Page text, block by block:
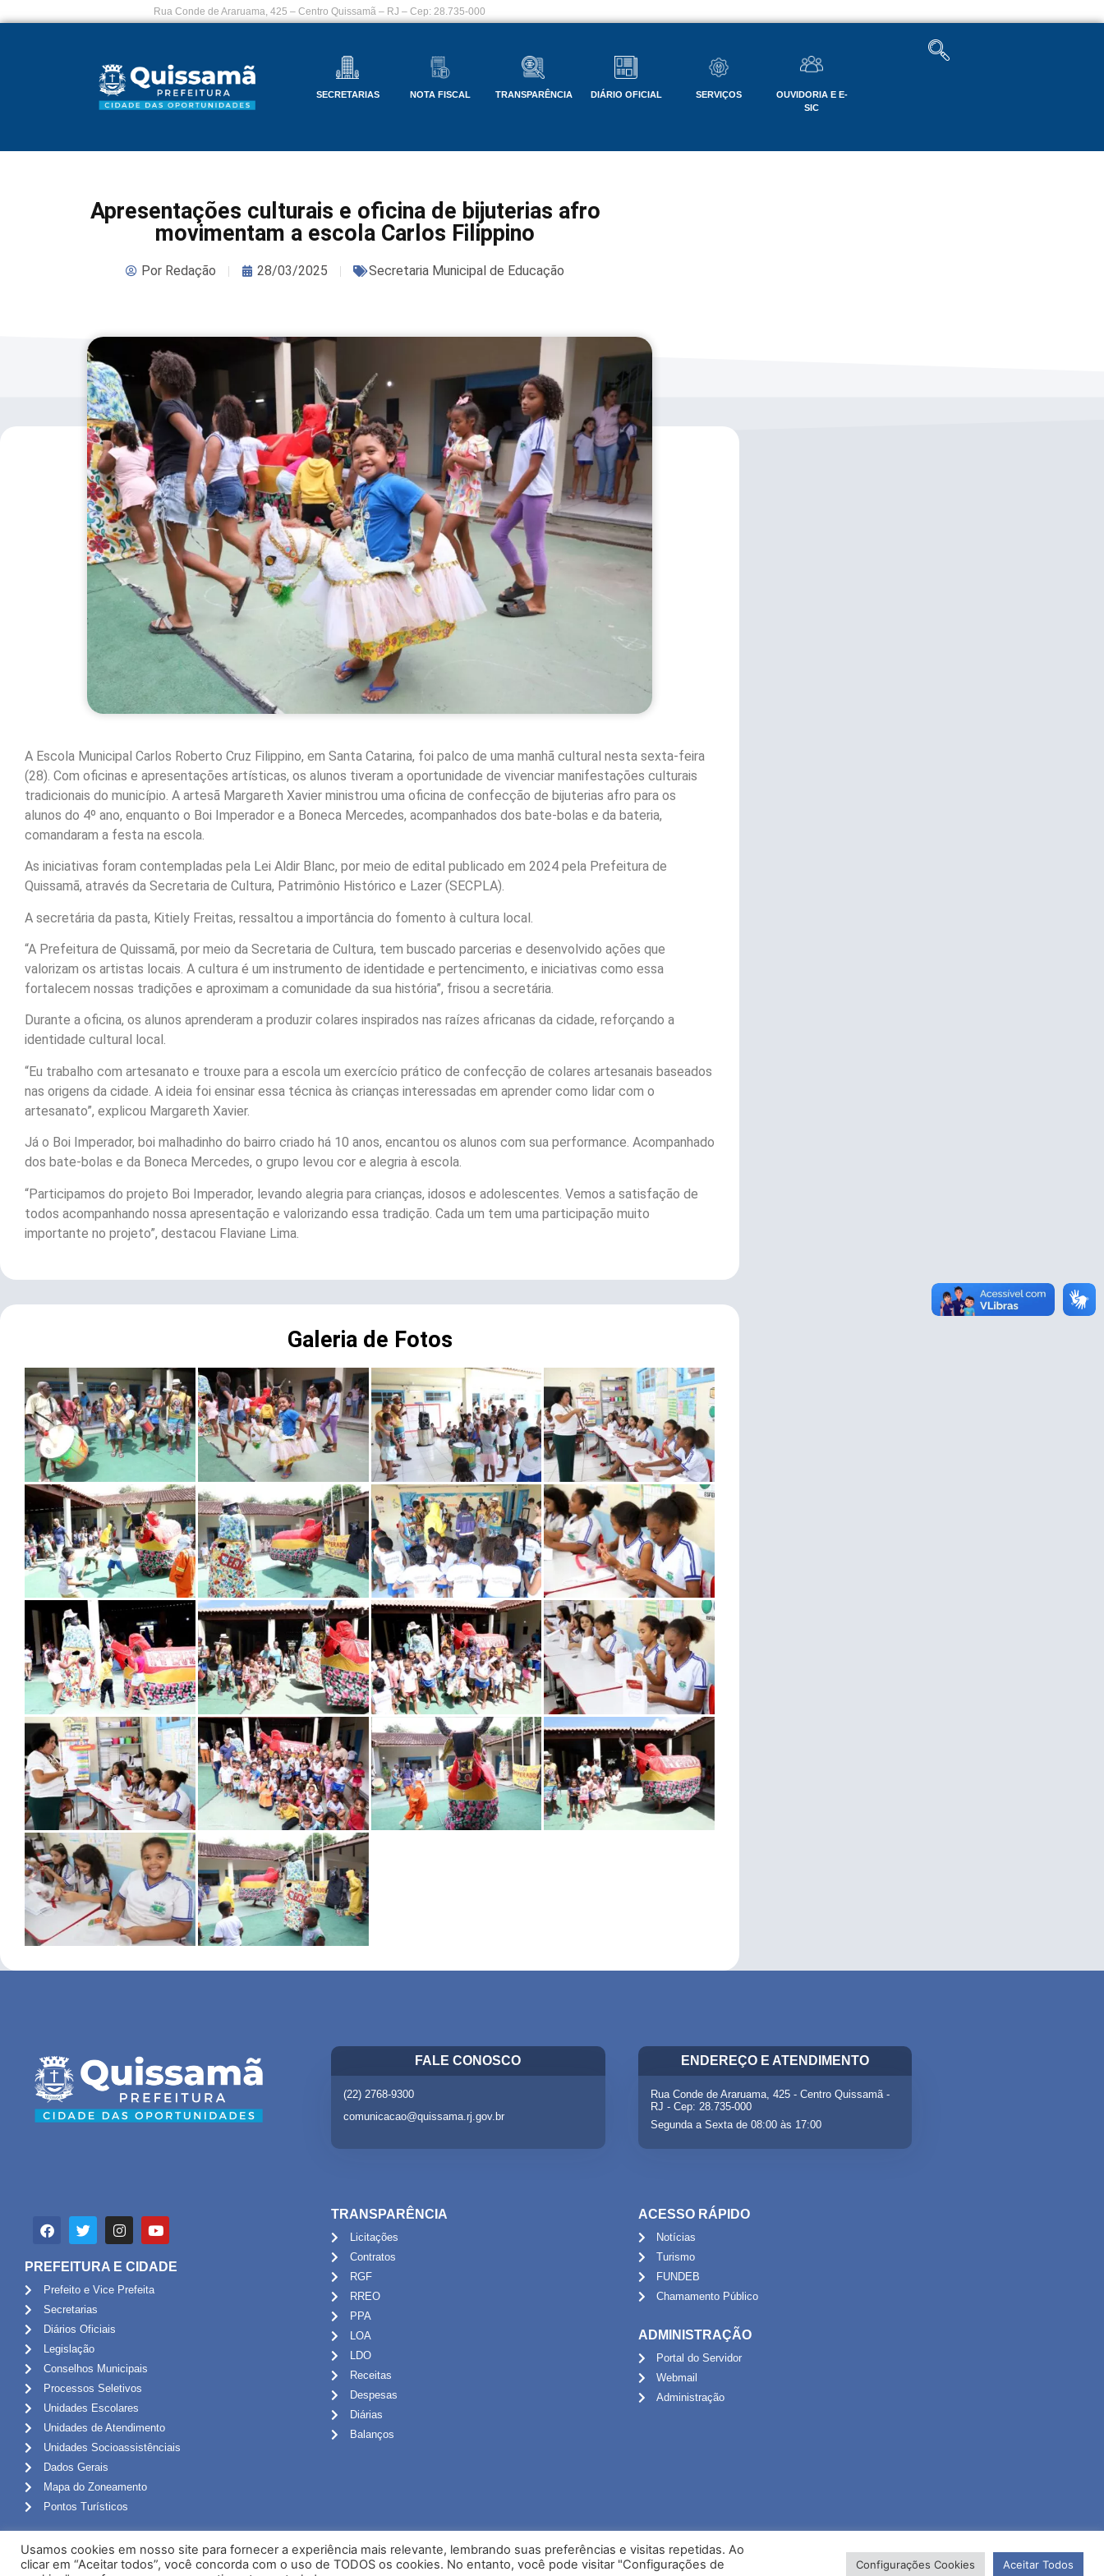
Rua Conde de Araruama, 425 – Centro Quissamã – RJ – Cep: 28.735-000
SECRETARIAS NOTA FISCAL TRANSPARÊNCIA DIÁRIO OFICIAL SERVIÇOS
OUVIDORIA E E-
SIC
Apresentações culturais e oficina de bijuterias afro
movimentam a escola Carlos Filippino
Por Redação 28/03/2025 Secretaria Municipal de Educação
A Escola Municipal Carlos Roberto Cruz Filippino, em Santa Catarina, foi palco de uma manhã cultural nesta sexta-feira
(28). Com oficinas e apresentações artísticas, os alunos tiveram a oportunidade de vivenciar manifestações culturais
tradicionais do município. A artesã Margareth Xavier ministrou uma oficina de confecção de bijuterias afro para os
alunos do 4º ano, enquanto o Boi Imperador e a Boneca Mercedes, acompanhados dos bate-bolas e da bateria,
comandaram a festa na escola.
As iniciativas foram contempladas pela Lei Aldir Blanc, por meio de edital publicado em 2024 pela Prefeitura de
Quissamã, através da Secretaria de Cultura, Patrimônio Histórico e Lazer (SECPLA).
A secretária da pasta, Kitiely Freitas, ressaltou a importância do fomento à cultura local.
“A Prefeitura de Quissamã, por meio da Secretaria de Cultura, tem buscado parcerias e desenvolvido ações que
valorizam os artistas locais. A cultura é um instrumento de identidade e pertencimento, e iniciativas como essa
fortalecem nossas tradições e aproximam a comunidade da sua história”, frisou a secretária.
Durante a oficina, os alunos aprenderam a produzir colares inspirados nas raízes africanas da cidade, reforçando a
identidade cultural local.
“Eu trabalho com artesanato e trouxe para a escola um exercício prático de confecção de colares artesanais baseados
nas origens da cidade. A ideia foi ensinar essa técnica às crianças interessadas em aprender como lidar com o
artesanato”, explicou Margareth Xavier.
Já o Boi Imperador, boi malhadinho do bairro criado há 10 anos, encantou os alunos com sua performance. Acompanhado
dos bate-bolas e da Boneca Mercedes, o grupo levou cor e alegria à escola.
“Participamos do projeto Boi Imperador, levando alegria para crianças, idosos e adolescentes. Vemos a satisfação de
todos acompanhando nossa apresentação e valorizando essa tradição. Cada um tem uma participação muito
importante no projeto”, destacou Flaviane Lima.
Galeria de Fotos
FALE CONOSCO
(22) 2768-9300
comunicacao@quissama.rj.gov.br
ENDEREÇO E ATENDIMENTO
Rua Conde de Araruama, 425 - Centro Quissamã -
RJ - Cep: 28.735-000
Segunda a Sexta de 08:00 às 17:00
PREFEITURA E CIDADE
Prefeito e Vice Prefeita
Secretarias
Diários Oficiais
Legislação
Conselhos Municipais
Processos Seletivos
Unidades Escolares
Unidades de Atendimento
Unidades Socioassistênciais
Dados Gerais
Mapa do Zoneamento
Pontos Turísticos
TRANSPARÊNCIA
Licitações
Contratos
RGF
RREO
PPA
LOA
LDO
Receitas
Despesas
Diárias
Balanços
ACESSO RÁPIDO
Notícias
Turismo
FUNDEB
Chamamento Público
ADMINISTRAÇÃO
Portal do Servidor
Webmail
Administração
Usamos cookies em nosso site para fornecer a experiência mais relevante, lembrando suas preferências e visitas repetidas. Ao
clicar em “Aceitar todos”, você concorda com o uso de TODOS os cookies. No entanto, você pode visitar "Configurações de
Configurações Cookies Aceitar Todos